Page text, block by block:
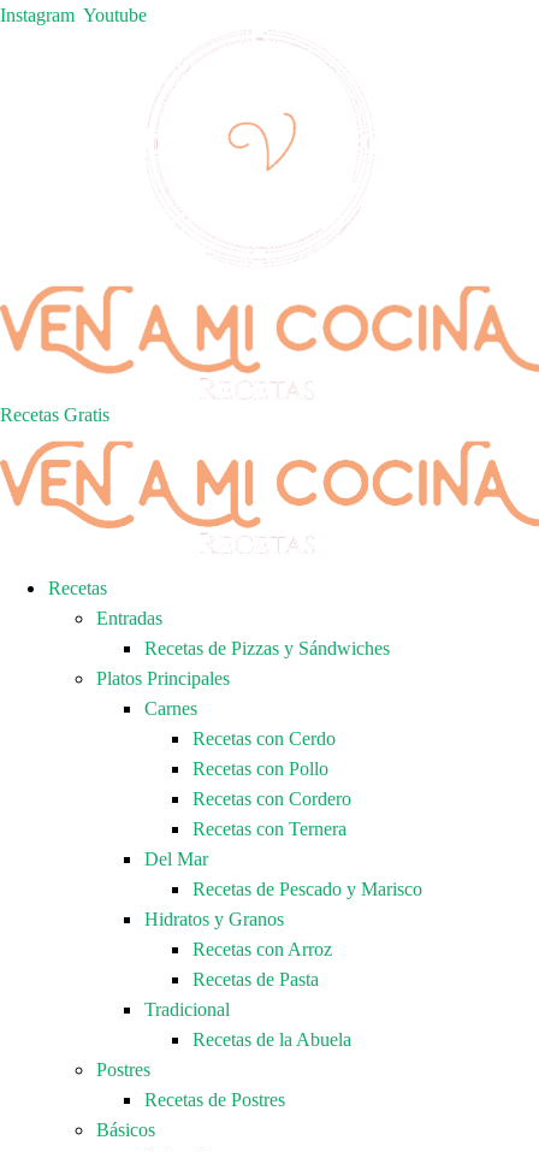
Instagram Youtube
Recetas Gratis
Recetas
Entradas
Recetas de Pizzas y Sándwiches
Platos Principales
Carnes
Recetas con Cerdo
Recetas con Pollo
Recetas con Cordero
Recetas con Ternera
Del Mar
Recetas de Pescado y Marisco
Hidratos y Granos
Recetas con Arroz
Recetas de Pasta
Tradicional
Recetas de la Abuela
Postres
Recetas de Postres
Básicos